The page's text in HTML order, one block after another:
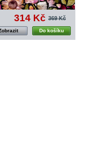
314 Kč 369 Kč
Do košíku